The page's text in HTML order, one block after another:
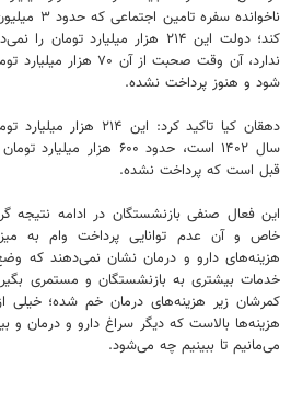
ناخوانده
کند؛ دولت این ۲۱۴ هزار میلیارد
ندارد، آن وقت صحبت از
شود و هنوز پرداخت نشده.
دهقان کیا تاکید کرد:
سال ۱۴۰۲ است، حدود ۶۰۰
قبل است که پرداخت نشده.
این فعال صنفی بازنشستگان در ادامه نتیجه
خاص و آن عدم توانایی پرداخت وام به
هزینه‌های دارو و درمان نشان نمی‌دهند که
خدمات بیشتری به بازنشستگان و مستمری
کمرشان زیر هزینه‌های درمان خم شده؛ خیلی
هزینه‌ها بالاست که دیگر سراغ دارو و درمان و
می‌مانیم تا ببینیم چه می‌شود.